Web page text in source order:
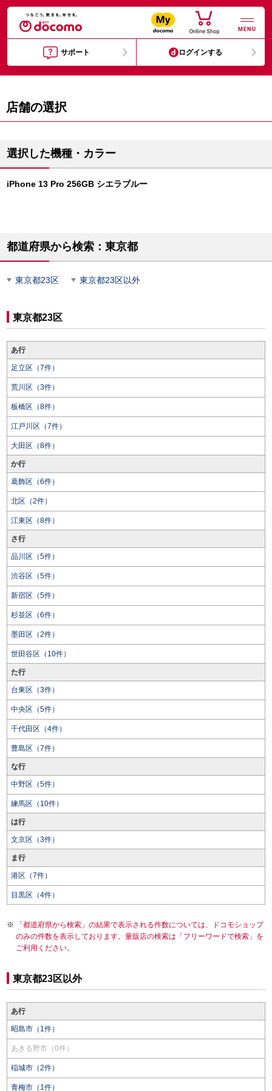
MENU
サポート ログインする
店舗の選択
選択した機種・カラー
iPhone 13 Pro 256GB シエラブルー
都道府県から検索：東京都
東京都23区 東京都23区以外
東京都23区
あ行
足立区（7件）
荒川区（3件）
板橋区（8件）
江戸川区（7件）
大田区（8件）
か行
葛飾区（6件）
北区（2件）
江東区（8件）
さ行
品川区（5件）
渋谷区（5件）
新宿区（5件）
杉並区（6件）
墨田区（2件）
世田谷区（10件）
た行
台東区（3件）
中央区（5件）
千代田区（4件）
豊島区（7件）
な行
中野区（5件）
練馬区（10件）
は行
文京区（3件）
ま行
港区（7件）
目黒区（4件）
「都道府県から検索」の結果で表示される件数については、ドコモショップ
のみの件数を表示しております。量販店の検索は「フリーワードで検索」を
ご利用ください。
東京都23区以外
あ行
昭島市（1件）
あきる野市（0件）
稲城市（2件）
青梅市（1件）